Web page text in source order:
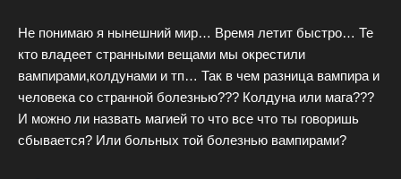
Не понимаю я нынешний мир… Время летит быстро… Те
кто владеет странными вещами мы окрестили
вампирами,колдунами и тп… Так в чем разница вампира и
человека со странной болезнью??? Колдуна или мага???
И можно ли назвать магией то что все что ты говоришь
сбывается? Или больных той болезнью вампирами?